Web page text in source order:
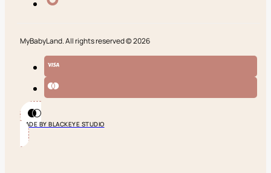
MyBabyLand. All rights reserved © 2026
MADE BY BLACKEYE STUDIO